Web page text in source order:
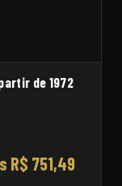
de 1972
R$ 751,49